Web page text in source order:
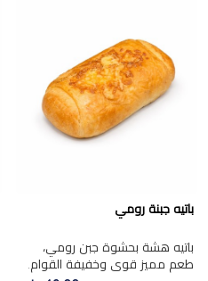
باتيه جبنة رومي
باتيه هشة بحشوة جبن رومي،
طعم مميز قوي وخفيفة القوام.